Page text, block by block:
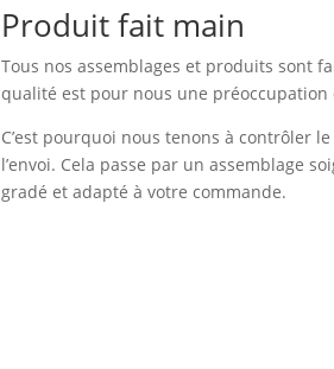
Produit fait main
Tous nos assemblages et produits sont
qualité est pour nous une préoccupation
C’est pourquoi nous tenons à contrôler
l’envoi. Cela passe par un assemblage
gradé et adapté à votre commande.